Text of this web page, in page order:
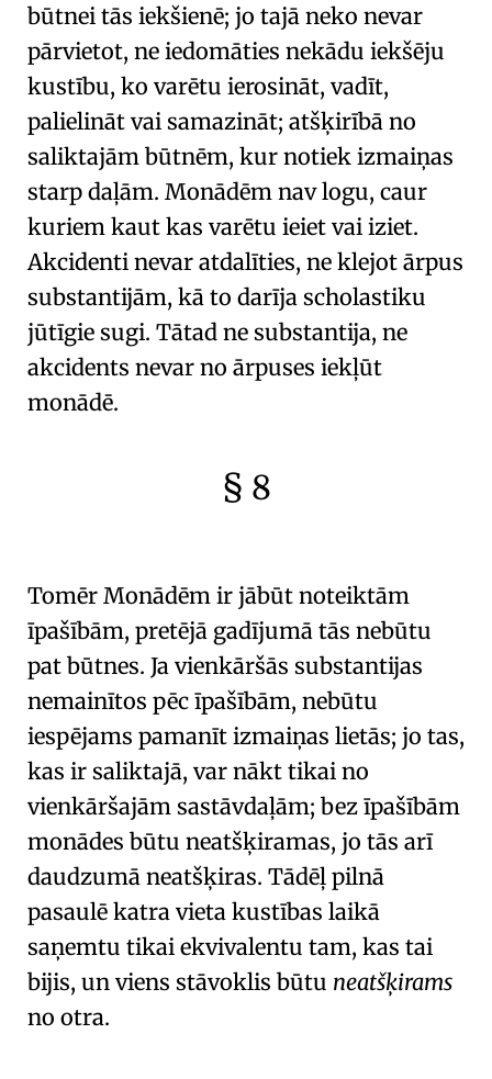
būtnei tās iekšienē; jo tajā neko nevar
pārvietot, ne iedomāties nekādu iekšēju
kustību, ko varētu ierosināt, vadīt,
palielināt vai samazināt; atšķirībā no
saliktajām būtnēm, kur notiek izmaiņas
starp daļām. Monādēm nav logu, caur
kuriem kaut kas varētu ieiet vai iziet.
Akcidenti nevar atdalīties, ne klejot ārpus
substantijām, kā to darīja scholastiku
jūtīgie sugi. Tātad ne substantija, ne
akcidents nevar no ārpuses iekļūt
monādē.
§ 8
Tomēr Monādēm ir jābūt noteiktām
īpašībām, pretējā gadījumā tās nebūtu
pat būtnes. Ja vienkāršās substantijas
nemainītos pēc īpašībām, nebūtu
iespējams pamanīt izmaiņas lietās; jo tas,
kas ir saliktajā, var nākt tikai no
vienkāršajām sastāvdaļām; bez īpašībām
monādes būtu neatšķiramas, jo tās arī
daudzumā neatšķiras. Tādēļ pilnā
pasaulē katra vieta kustības laikā
saņemtu tikai ekvivalentu tam, kas tai
bijis, un viens stāvoklis būtu neatšķirams
no otra.